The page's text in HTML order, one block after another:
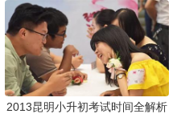
2013昆明小升初考试时间全解析